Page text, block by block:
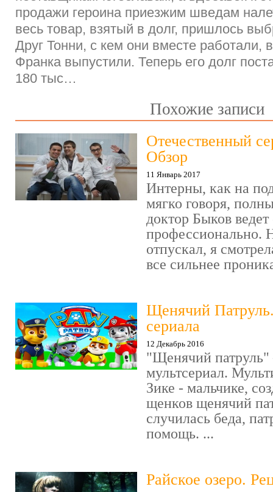
продажи героина приезжим шведам
весь товар, взятый в долг, пришлось
Друг Тонни, с кем они вместе работали,
Франка выпустили. Теперь его долг
180 тыс…
Похожие записи
Отечественный
Обзор
11 Январь 2017
Интерны, как на
мягко говоря,
доктор Быков ведет
профессионально.
отпускал, я
все сильнее
Щенячий
сериала
12 Декабрь 2016
"Щенячий патруль"
мультсериал.
Зике - мальчике,
щенков щенячий
случилась беда,
помощь. ...
Райское озеро.